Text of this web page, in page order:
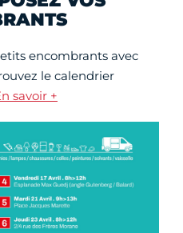
encombrants avec
le calendrier
savoir +